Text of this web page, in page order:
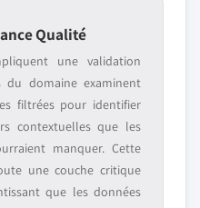
Qualité
une validation
du domaine examinent
filtrées pour identifier
contextuelles que les
manquer. Cette
une couche critique
que les données